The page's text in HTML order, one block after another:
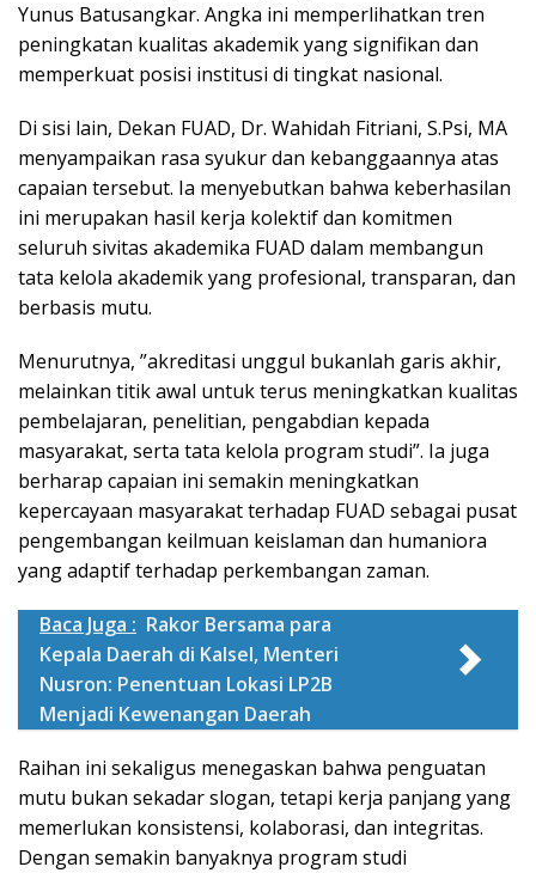
Yunus Batusangkar. Angka ini memperlihatkan tren
peningkatan kualitas akademik yang signifikan dan
memperkuat posisi institusi di tingkat nasional.
Di sisi lain, Dekan FUAD, Dr. Wahidah Fitriani, S.Psi, MA
menyampaikan rasa syukur dan kebanggaannya atas
capaian tersebut. Ia menyebutkan bahwa keberhasilan
ini merupakan hasil kerja kolektif dan komitmen
seluruh sivitas akademika FUAD dalam membangun
tata kelola akademik yang profesional, transparan, dan
berbasis mutu.
Menurutnya, ”akreditasi unggul bukanlah garis akhir,
melainkan titik awal untuk terus meningkatkan kualitas
pembelajaran, penelitian, pengabdian kepada
masyarakat, serta tata kelola program studi”. Ia juga
berharap capaian ini semakin meningkatkan
kepercayaan masyarakat terhadap FUAD sebagai pusat
pengembangan keilmuan keislaman dan humaniora
yang adaptif terhadap perkembangan zaman.
Baca Juga : Rakor Bersama para
Kepala Daerah di Kalsel, Menteri
Nusron: Penentuan Lokasi LP2B
Menjadi Kewenangan Daerah
Raihan ini sekaligus menegaskan bahwa penguatan
mutu bukan sekadar slogan, tetapi kerja panjang yang
memerlukan konsistensi, kolaborasi, dan integritas.
Dengan semakin banyaknya program studi